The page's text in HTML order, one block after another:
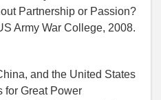
Partnership or Passion?
Army War College, 2008.
and the United States
for Great Power